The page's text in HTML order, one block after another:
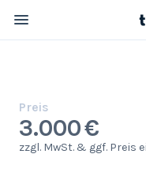
Preis
3.000 €
zzgl. MwSt. & ggf. Preis